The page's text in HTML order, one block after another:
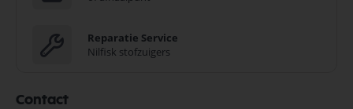
Reparatie Service
Nilfisk stofzuigers
Contact